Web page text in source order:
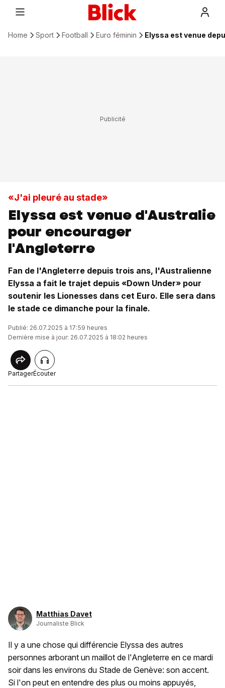
Home Sport Football Euro féminin Elyssa est venue
«J'ai pleuré au stade»
Elyssa est venue d'Australie
pour encourager
l'Angleterre
Fan de l'Angleterre depuis trois ans, l'Australienne
Elyssa a fait le trajet depuis «Down Under» pour
soutenir les Lionesses dans cet Euro. Elle sera dans
le stade ce dimanche pour la finale.
Publié: 26.07.2025 à 17:59 heures
Dernière mise à jour: 26.07.2025 à 18:02 heures
PartagerÉcouter
Matthias Davet
Journaliste Blick
Il y a une chose qui différencie Elyssa des autres
personnes arborant un maillot de l'Angleterre en ce mardi
soir dans les environs du Stade de Genève: son accent.
Si l'on peut en entendre des plus ou moins appuyés,